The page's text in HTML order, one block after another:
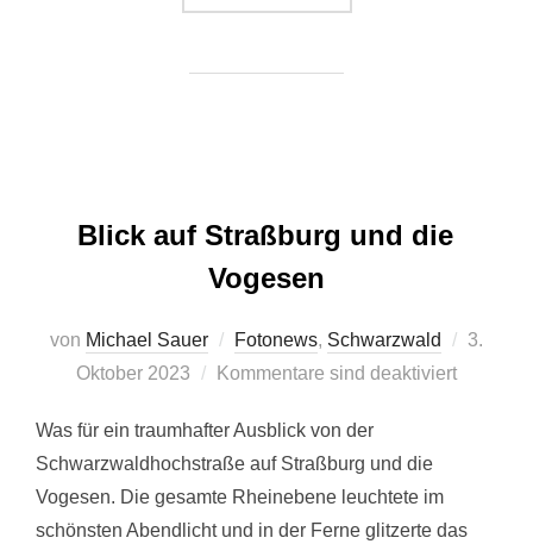
Blick auf Straßburg und die
Vogesen
von Michael Sauer Fotonews, Schwarzwald
3.
Oktober 2023
Kommentare sind deaktiviert
Was für ein traumhafter Ausblick von der
Schwarzwaldhochstraße auf Straßburg und die
Vogesen. Die gesamte Rheinebene leuchtete im
schönsten Abendlicht und in der Ferne glitzerte das